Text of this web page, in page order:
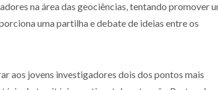
na área das geociências, tentando promover
uma partilha e debate de ideias entre os
aos jovens investigadores dois dos pontos mais